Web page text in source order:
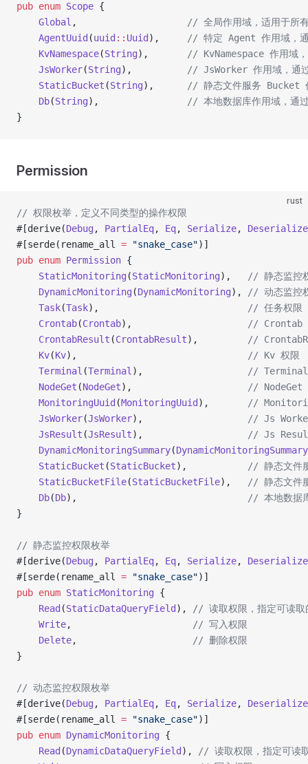
pub enum Scope {
    Global
,
// 全局作用域，适用于所
    AgentUuid
(uuid :: Uuid ),
// 特定 Agent 作用域，
    KvNamespace
(String),
// KvNamespace 作用域
    JsWorker
(String),
// JsWorker 作用域，通
    StaticBucket
(String),
// 静态文件服务 Bucket
    Db
(String),
// 本地数据库作用域，通
}
Permission
rust
// 权限枚举，定义不同类型的操作权限
#[derive(Debug , PartialEq, Eq, Serialize, Deserialize
#[serde(rename_all = "snake_case")]
pub enum Permission {
    StaticMonitoring
(StaticMonitoring),
// 静态监控
    DynamicMonitoring
(DynamicMonitoring),
// 动态监控
    Task
(Task),
// 任务权限
    Crontab
(Crontab),
// Crontab
    CrontabResult
(CrontabResult),
//
    Kv
(Kv),
// Kv 权限
    Terminal
(Terminal ),
// Terminal
    NodeGet
(NodeGet),
// NodeGet
    MonitoringUuid
(MonitoringUuid ),
//
    JsWorker
(JsWorker),
// Js
    JsResult
(JsResult),
// Js
    DynamicMonitoringSummary
(DynamicMonitoringSummary
    StaticBucket
(StaticBucket),
// 静态文件
    StaticBucketFile
(StaticBucketFile),
// 静态文件
    Db
(Db),
// 本地数据
}
// 静态监控权限枚举
#[derive(Debug , PartialEq, Eq, Serialize, Deserialize
#[serde(rename_all = "snake_case")]
pub enum StaticMonitoring {
    Read
(StaticDataQueryField ),
// 读取权限，指定可读取
    Write
,
// 写入权限
    Delete
,
// 删除权限
}
// 动态监控权限枚举
#[derive(Debug , PartialEq, Eq, Serialize, Deserialize
#[serde(rename_all = "snake_case")]
pub enum DynamicMonitoring {
    Read
(DynamicDataQueryField ),
// 读取权限，指定可读